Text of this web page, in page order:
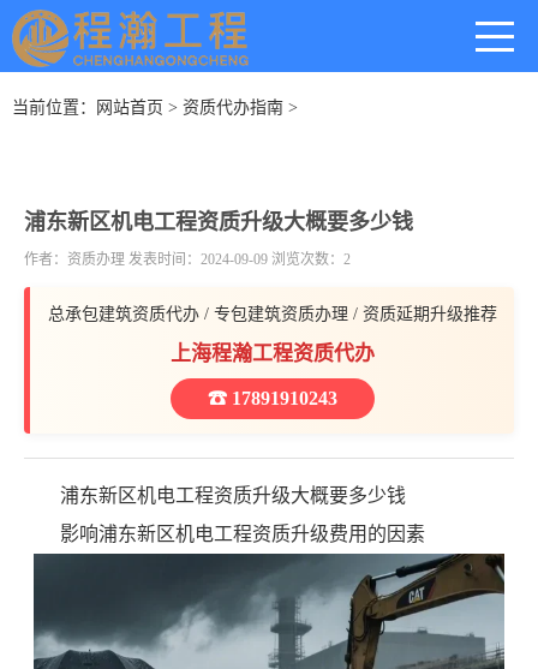
当前位置： 网站首页 > 资质代办指南 >
浦东新区机电工程资质升级大概要多少钱
作者：资质办理 发表时间：2024-09-09 浏览次数：2
总承包建筑资质代办 / 专包建筑资质办理 / 资质延期升级推荐
上海程瀚工程资质代办
☎ 17891910243
浦东新区机电工程资质升级大概要多少钱
影响浦东新区机电工程资质升级费用的因素